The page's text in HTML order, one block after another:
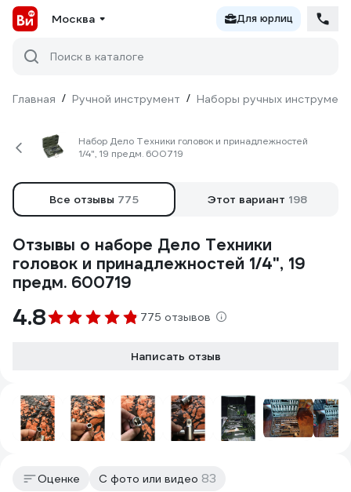
Москва Для юрлиц
Поиск в каталоге
Главная / Ручной инструмент / Наборы ручных
Набор Дело Техники головок и принадлежностей
1/4", 19 предм. 600719
Все отзывы 775 Этот вариант 198
Отзывы о наборе Дело Техники
головок и принадлежностей 1/4", 19
предм. 600719
4.8 775 отзывов
Написать отзыв
Оценке С фото или видео 83